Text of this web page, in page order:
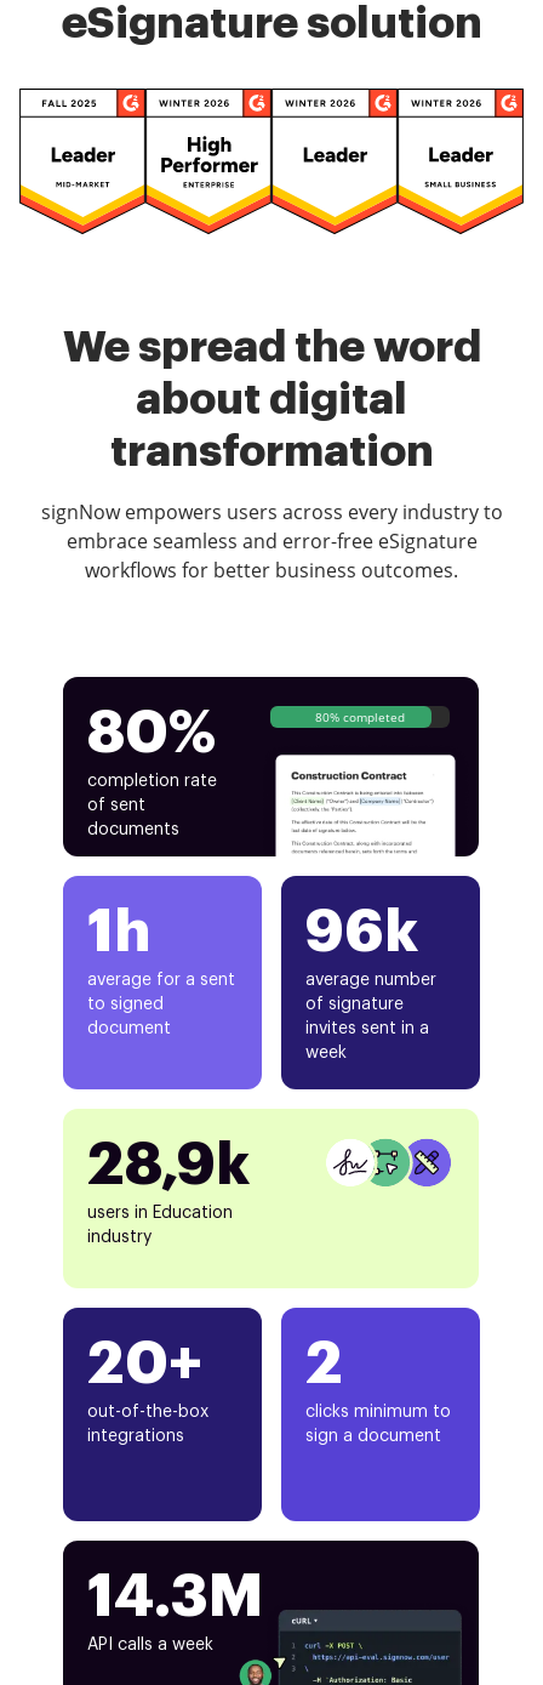
eSignature solution
We spread the word
about digital
transformation
signNow empowers users across every industry to
embrace seamless and error-free eSignature
workflows for better business outcomes.
80%
completion rate
of sent
documents
80% completed
1h
average for a sent
to signed
document
20+
out-of-the-box
integrations
96k
average number
of signature
invites sent in a
week
28,9k
users in Education
industry
2
clicks minimum to
sign a document
14.3M
API calls a week